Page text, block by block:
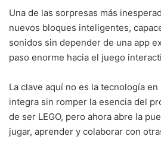
Una de las sorpresas más
nuevos bloques inteligentes,
sonidos sin depender de una app
paso enorme hacia el juego
La clave aquí no es la tecnología
integra sin romper la esencia del
de ser LEGO, pero ahora abre la
jugar, aprender y colaborar con